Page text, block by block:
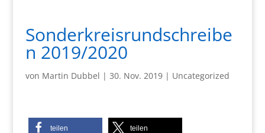
Sonderkreisrundschreibe
n 2019/2020
von Martin Dubbel | 30. Nov. 2019| Uncategorized
teilen teilen